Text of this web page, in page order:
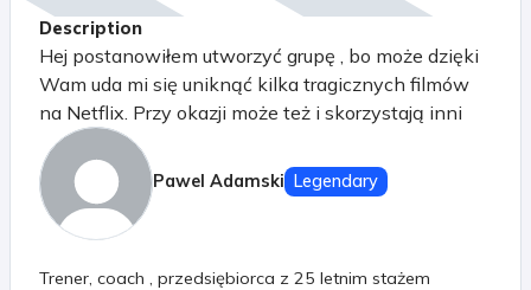
Description
Hej postanowiłem utworzyć grupę , bo może dzięki
Wam uda mi się uniknąć kilka tragicznych filmów
na Netflix. Przy okazji może też i skorzystają inni
Pawel Adamski Legendary
Trener, coach , przedsiębiorca z 25 letnim stażem